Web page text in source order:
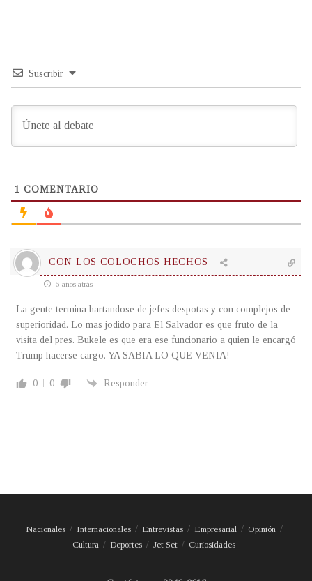
Suscribir
1 COMENTARIO
CON LOS COLOCHOS HECHOS
6 años atrás
La gente termina hartandose de jefes despotas y con complejos de
superioridad. Lo mas jodido para El Salvador es que fruto de la
visita del pres. Bukele es que era ese funcionario a quien le encargó
Trump hacerse cargo. YA SABIA LO QUE VENIA!
0 0 Responder
Nacionales Internacionales Entrevistas Empresarial
Opinión
Cultura
Deportes Jet Set Curiosidades